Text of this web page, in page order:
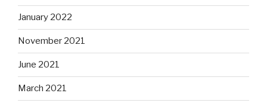
January 2022
November 2021
June 2021
March 2021